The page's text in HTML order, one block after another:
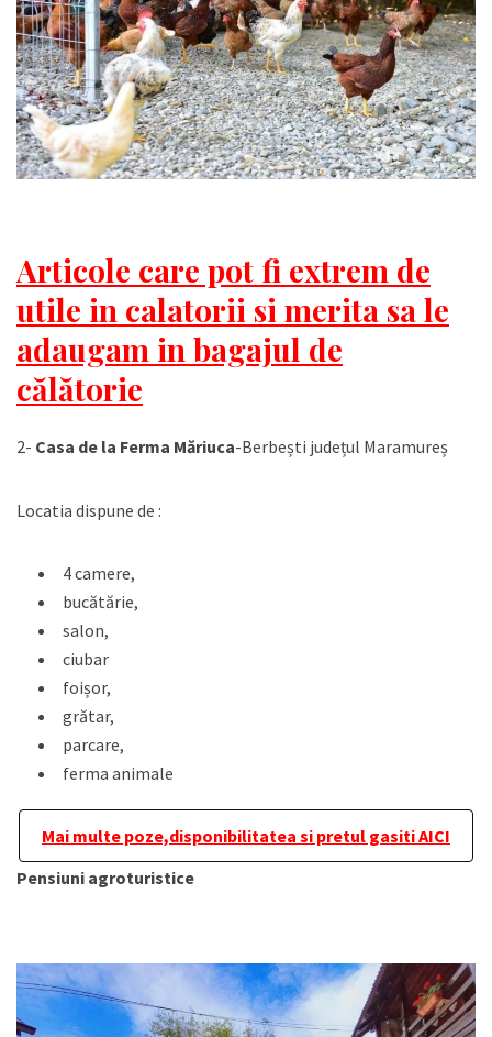
Articole care pot fi extrem de
utile in calatorii si merita sa le
adaugam in bagajul de
călătorie
2- Casa de la Ferma Măriuca-Berbești județul Maramureș
Locatia dispune de :
4 camere,
bucătărie,
salon,
ciubar
foișor,
grătar,
parcare,
ferma animale
Mai multe poze,disponibilitatea si pretul gasiti AICI
Pensiuni agroturistice